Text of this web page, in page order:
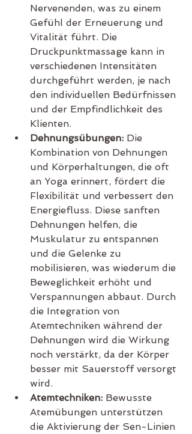
Nervenenden, was zu einem
Gefühl der Erneuerung und
Vitalität führt. Die
Druckpunktmassage kann in
verschiedenen Intensitäten
durchgeführt werden, je nach
den individuellen Bedürfnissen
und der Empfindlichkeit des
Klienten.
Dehnungsübungen: Die
Kombination von Dehnungen
und Körperhaltungen, die oft
an Yoga erinnert, fördert die
Flexibilität und verbessert den
Energiefluss. Diese sanften
Dehnungen helfen, die
Muskulatur zu entspannen
und die Gelenke zu
mobilisieren, was wiederum die
Beweglichkeit erhöht und
Verspannungen abbaut. Durch
die Integration von
Atemtechniken während der
Dehnungen wird die Wirkung
noch verstärkt, da der Körper
besser mit Sauerstoff versorgt
wird.
Atemtechniken: Bewusste
Atemübungen unterstützen
die Aktivierung der Sen-Linien